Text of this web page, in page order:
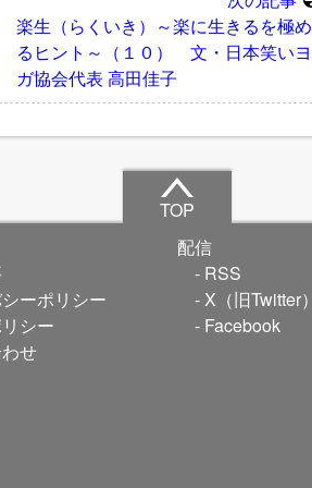
楽生（らくいき）～楽に生きるを極め
るヒント～（１０） 文・日本笑いヨ
ガ協会代表 高田佳子
TOP
ーポリシー
シー
せ
配信
RSS
X（旧Twitter）
Facebook